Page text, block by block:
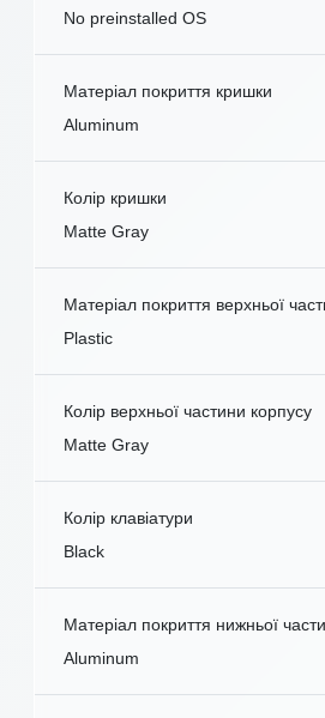
No preinstalled OS
Матеріал покриття кришки
Aluminum
Колір кришки
Matte Gray
Матеріал покриття верхньої
Plastic
Колір верхньої частини корпусу
Matte Gray
Колір клавіатури
Black
Матеріал покриття нижньої
Aluminum